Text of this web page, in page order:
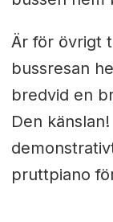
Är för övrigt
bussresan
bredvid en
Den
pruttpiano